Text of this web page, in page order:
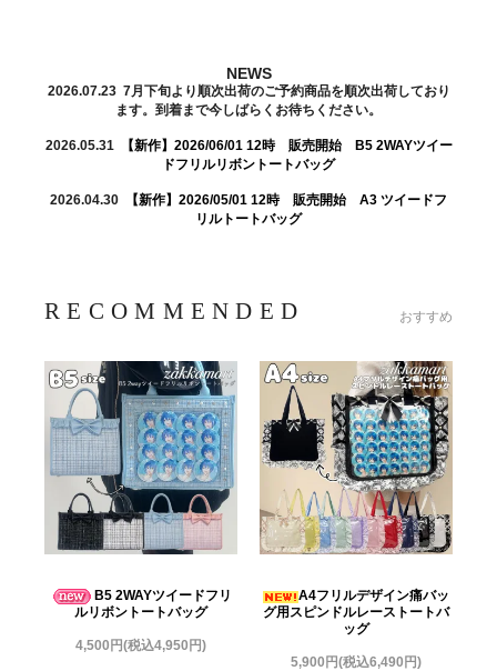
NEWS
2026.07.23 7月下旬より順次出荷のご予約商品を順次出荷しており
ます。到着まで今しばらくお待ちください。
2026.05.31
【新作】2026/06/01 12時 販売開始 B5 2WAYツイー
ドフリルリボントートバッグ
2026.04.30
【新作】2026/05/01 12時 販売開始 A3 ツイードフ
リルトートバッグ
RECOMMENDED おすすめ
B5 2WAYツイードフリ
ルリボントートバッグ
4,500円(税込4,950円)
A4フリルデザイン痛バッ
グ用スピンドルレーストートバ
ッグ
5,900円(税込6,490円)